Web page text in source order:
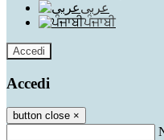
عربى
ਪੰਜਾਬੀ
Accedi
Accedi
button close ×